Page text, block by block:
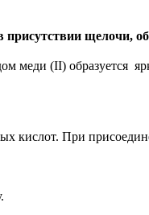
щелочи,
меди (II) образуется
кислот. При